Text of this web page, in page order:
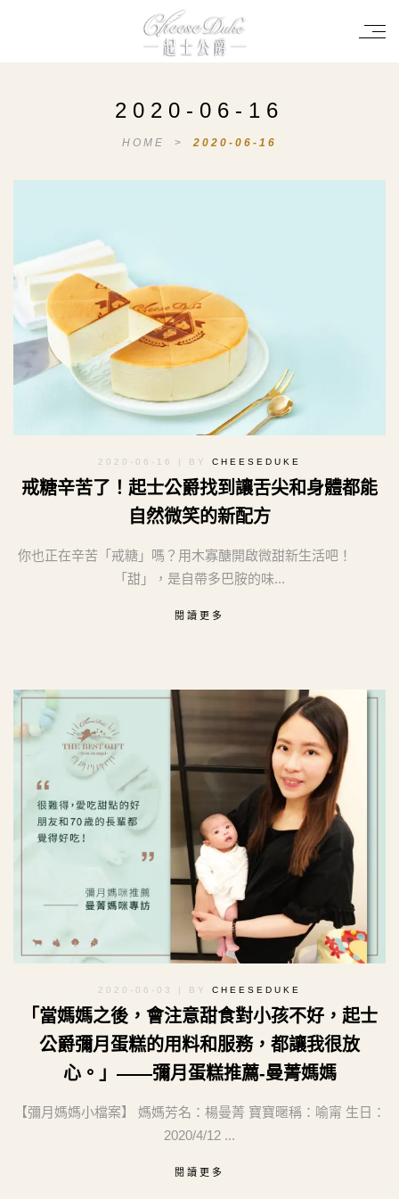
2020-06-16
HOME > 2020-06-16
2020-06-16 | BY CHEESEDUKE
戒糖辛苦了！起士公爵找到讓舌尖和身體都能
自然微笑的新配方
你也正在辛苦「戒糖」嗎？用木寡醣開啟微甜新生活吧！
「甜」，是自帶多巴胺的味...
閱讀更多
2020-06-03 | BY CHEESEDUKE
「當媽媽之後，會注意甜食對小孩不好，起士
公爵彌月蛋糕的用料和服務，都讓我很放
心。」——彌月蛋糕推薦-曼菁媽媽
【彌月媽媽小檔案】 媽媽芳名：楊曼菁 寶寶暱稱：喻甯 生日：
2020/4/12 ...
閱讀更多